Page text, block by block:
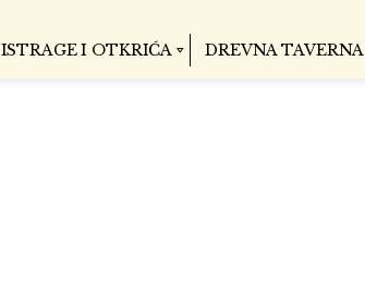
ISTRAGE I OTKRIĆA DREVNA TAVERNA